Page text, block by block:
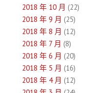
2018 年 10 月 (22)
2018 年 9 月 (25)
2018 年 8 月 (12)
2018 年 7 月 (8)
2018 年 6 月 (20)
2018 年 5 月 (16)
2018 年 4 月 (12)